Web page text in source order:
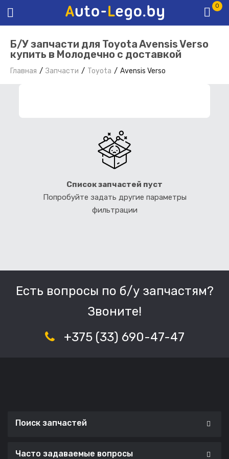
0
Б/У запчасти для Toyota Avensis Verso
купить в Молодечно с доставкой
Главная Запчасти Toyota Avensis Verso
Список запчастей пуст
Попробуйте задать другие параметры
фильтрации
Есть вопросы по б/у запчастям?
Звоните!
+375 (33) 690-47-47
Поиск запчастей
Часто задаваемые вопросы